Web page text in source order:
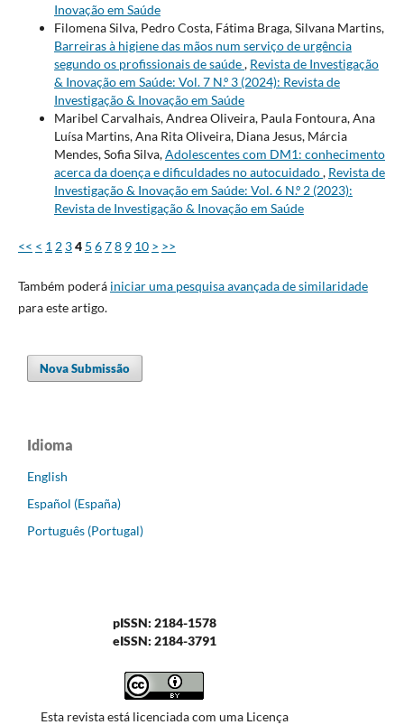
Inovação em Saúde
Filomena Silva, Pedro Costa, Fátima Braga, Silvana Martins,
Barreiras à higiene das mãos num serviço de urgência
segundo os profissionais de saúde, Revista de Investigação
& Inovação em Saúde: Vol. 7 N.º 3 (2024): Revista de
Investigação & Inovação em Saúde
Maribel Carvalhais, Andrea Oliveira, Paula Fontoura, Ana
Luísa Martins, Ana Rita Oliveira, Diana Jesus, Márcia
Mendes, Sofia Silva,Adolescentes com DM1: conhecimento
acerca da doença e dificuldades no autocuidado, Revista de
Investigação & Inovação em Saúde: Vol. 6 N.º 2 (2023):
Revista de Investigação & Inovação em Saúde
<< < 1 2 34 5 678 9 10 > >>
Também poderá iniciar uma pesquisa avançada de similaridade
para este artigo.
Nova Submissão
Idioma
English
Español (España)
Português (Portugal)
pISSN: 2184-1578
eISSN: 2184-3791
Esta revista está licenciada com uma Licença